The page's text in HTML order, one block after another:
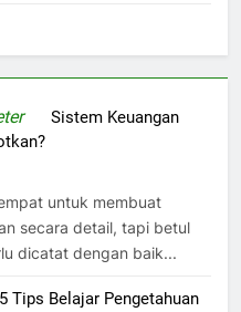
onSistem Keuangan
untuk membuat
secara detail, tapi betul
dicatat dengan baik...
5 Tips Belajar Pengetahuan